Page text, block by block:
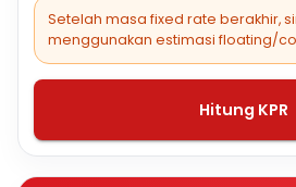
Setelah masa fixed rate berakhir,
menggunakan estimasi floating/
Hitung KPR